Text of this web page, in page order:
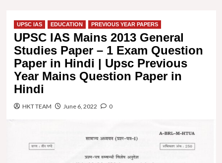
UPSC IAS EDUCATION PREVIOUS YEAR PAPERS
UPSC IAS Mains 2013 General
Studies Paper – 1 Exam Question
Paper in Hindi | Upsc Previous
Year Mains Question Paper in
Hindi
HKT TEAM June 6, 2022 0